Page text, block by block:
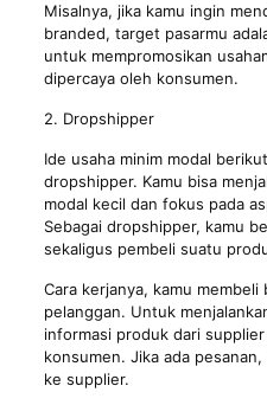
Misalnya, jika kamu ingin
branded, target pasarmu
untuk mempromosikan
dipercaya oleh konsumen.
2. Dropshipper
Ide usaha minim modal
dropshipper. Kamu bisa
modal kecil dan fokus pada
Sebagai dropshipper, kamu
sekaligus pembeli suatu
Cara kerjanya, kamu
pelanggan. Untuk
informasi produk dari
konsumen. Jika ada
ke supplier.